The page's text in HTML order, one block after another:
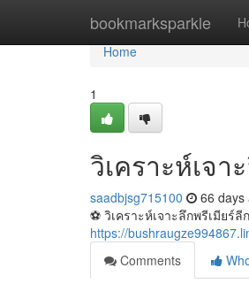
bookmarksparkle
Home
Home
1
วิเคราะห์เจา
saadbjsg715100 66 days
⚽️ วิเคราะห์เจาะลึกพรีเมียร์
https://
Comments